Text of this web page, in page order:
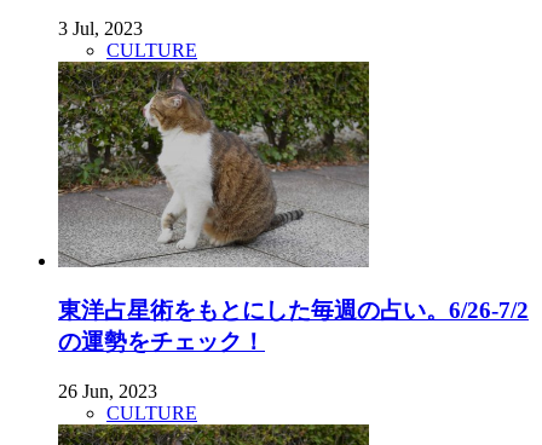
3 Jul, 2023
CULTURE
東洋占星術をもとにした毎週の占い。6/26-7/2
の運勢をチェック！
26 Jun, 2023
CULTURE